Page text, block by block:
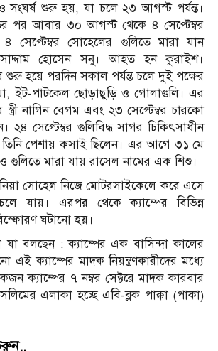
শুরু হয়, যা চলে ২৩ আগস্ট পর্যন্ত।
পর আবার ৩০ আগস্ট থেকে ৪ সেপ্টেম্বর
৪ সেপ্টেম্বর সোহেলের গুলিতে মারা যান
হোসেন সনু। আহত হন কুরাইশ।
শুরু হয়ে পরদিন সকাল পর্যন্ত চলে দুই পক্ষের
ইট-পাটকেল ছোড়াছুড়ি ও গোলাগুলি। এর
স্ত্রী নাগিন বেগম এবং ২৩ সেপ্টেম্বর চারকো
২৪ সেপ্টেম্বর গুলিবিদ্ধ সাগর চিকিৎসাধীন
তিনি পেশায় কসাই ছিলেন। এর আগে ৩১ মে
মারা যায় রাসেল নামের এক শিশু।
সোহেল নিজে মোটরসাইকেলে করে এসে
যায়। এরপর থেকে ক্যাম্পের বিভিন্ন
ঘটানো হয়।
যা বলছেন : ক্যাম্পের এক বাসিন্দা কালের
এই ক্যাম্পের মাদক নিয়ন্ত্রণকারীদের মধ্যে
ক্যাম্পের ৭ নম্বর সেক্টরে মাদক কারবার
এলাকা হচ্ছে এবি-ব্লক পাক্কা (পাকা)